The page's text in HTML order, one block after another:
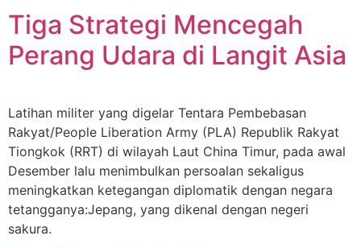
Tiga Strategi Mencegah
Perang Udara di Langit Asia
Latihan militer yang digelar Tentara Pembebasan
Rakyat/People Liberation Army (PLA) Republik Rakyat
Tiongkok (RRT) di wilayah Laut China Timur, pada awal
Desember lalu menimbulkan persoalan sekaligus
meningkatkan ketegangan diplomatik dengan negara
tetangganya:Jepang, yang dikenal dengan negeri
sakura.